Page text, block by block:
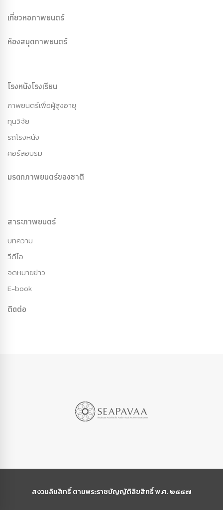
เที่ยวหอภาพยนตร์
ห้องสมุดภาพยนตร์
โรงหนังโรงเรียน
ภาพยนตร์เพื่อผู้สูงอายุ
ทุนวิจัย
รถโรงหนัง
คอร์สอบรม
มรดกภาพยนตร์ของชาติ
สาระภาพยนตร์
บทความ
วีดีโอ
จดหมายข่าว
E-book
ติดต่อ
สงวนลิขสิทธิ์ ตามพระราชบัญญัติลิขสิทธิ์ พ.ศ. ๒๕๔๗